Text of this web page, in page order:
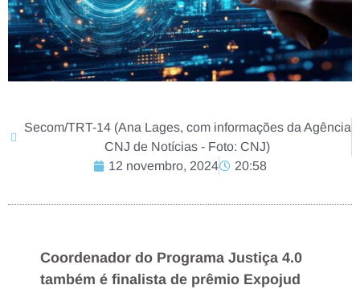
Secom/TRT-14 (Ana Lages, com informações da Agência
CNJ de Notícias - Foto: CNJ)
12 novembro, 2024
20:58
Coordenador do Programa Justiça 4.0
também é finalista de prêmio Expojud